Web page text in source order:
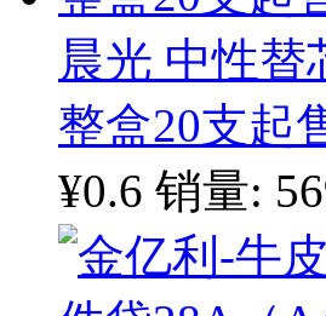
晨光 中性替
整盒20支起
¥0.6 销量: